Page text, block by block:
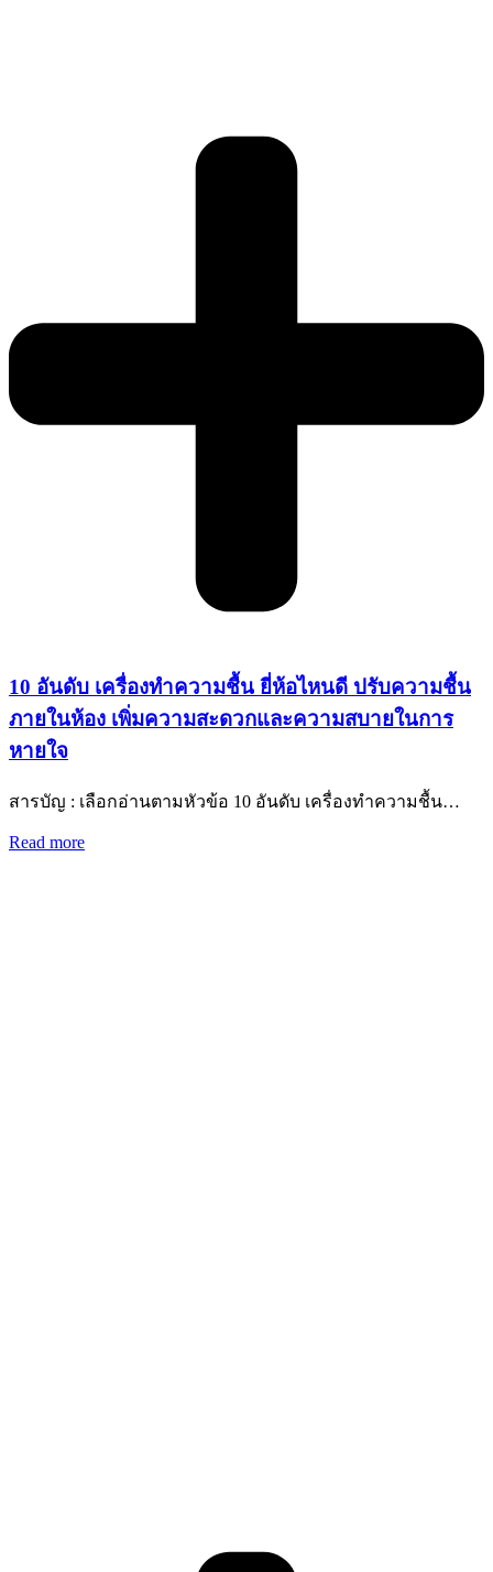
10 อันดับ เครื่องทำความชื้น ยี่ห้อไหนดี ปรับความชื้น
ภายในห้อง เพิ่มความสะดวกและความสบายในการ
หายใจ
สารบัญ : เลือกอ่านตามหัวข้อ 10 อันดับ เครื่องทำความชื้น…
Read more